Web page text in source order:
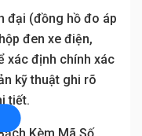
đại (đồng hồ đo áp
đen xe điện,
xác định chính xác
kỹ thuật ghi rõ
tiết.